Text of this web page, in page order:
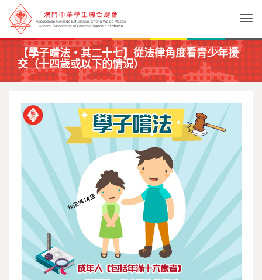
【學子嚐法・其二十七】從法律角度看青少年援
交（十四歲或以下的情況）